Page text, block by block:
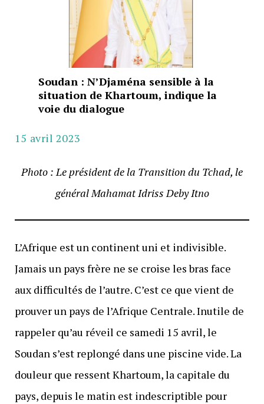
Soudan : N’Djaména sensible à la
situation de Khartoum, indique la
voie du dialogue
15 avril 2023
Photo : Le président de la Transition du Tchad, le
général Mahamat Idriss Deby Itno
L’Afrique est un continent uni et indivisible.
Jamais un pays frère ne se croise les bras face
aux difficultés de l’autre. C’est ce que vient de
prouver un pays de l’Afrique Centrale. Inutile de
rappeler qu’au réveil ce samedi 15 avril, le
Soudan s’est replongé dans une piscine vide. La
douleur que ressent Khartoum, la capitale du
pays, depuis le matin est indescriptible pour